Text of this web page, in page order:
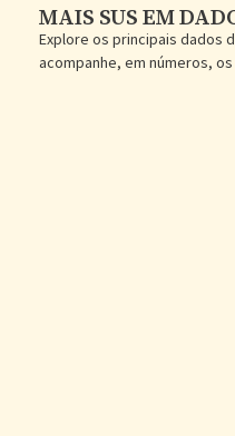
MAIS SUS EM
Explore os principais dados
acompanhe, em números,